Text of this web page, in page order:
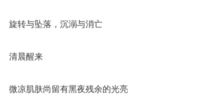
旋转与坠落，沉溺与消亡
清晨醒来
微凉肌肤尚留有黑夜残余的光亮